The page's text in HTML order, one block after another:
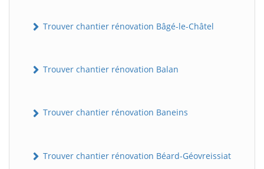
Trouver chantier rénovation Bâgé-le-Châtel
Trouver chantier rénovation Balan
Trouver chantier rénovation Baneins
Trouver chantier rénovation Béard-Géovreissiat